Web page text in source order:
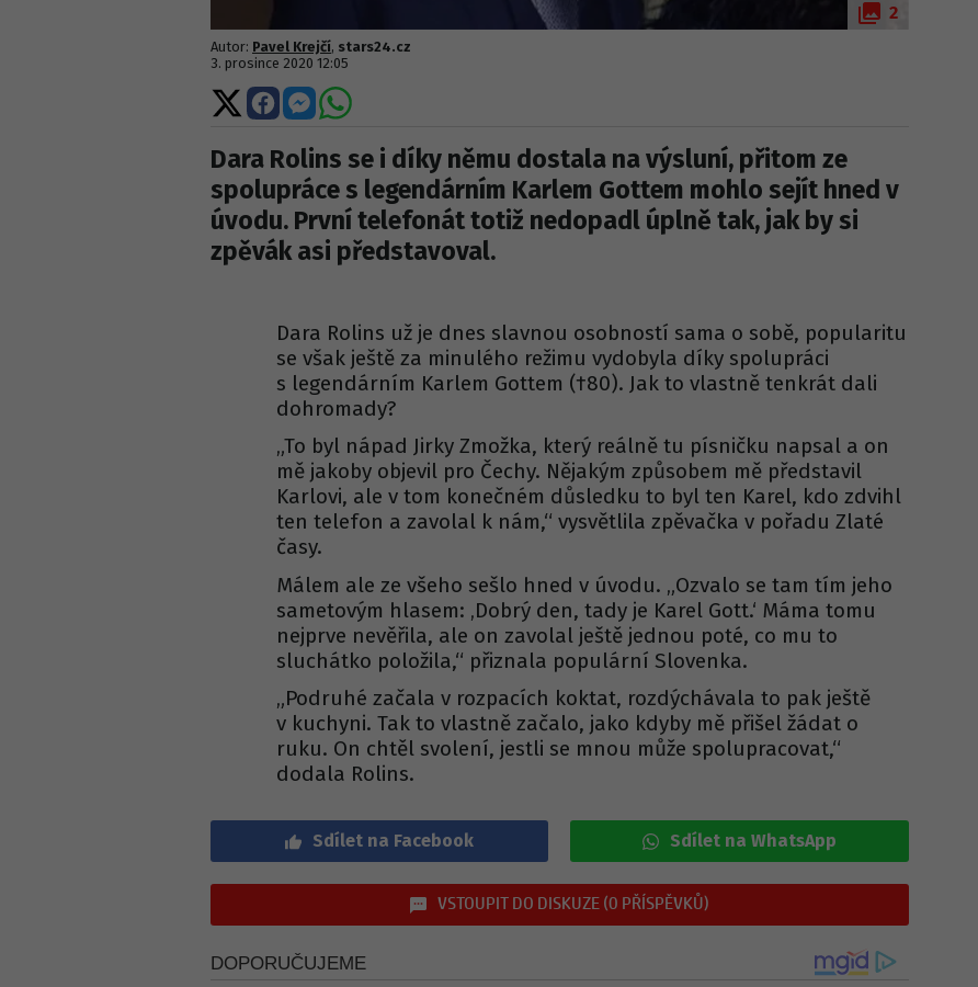
2
Autor: Pavel Krejčí, stars24.cz
3. prosince 2020 12:05
Sdílet
na
Sdílet
na
Sdílet
na
Sdílet
Dara Rolins se i díky němu dostala na výsluní, přitom ze
spolupráce s legendárním Karlem Gottem mohlo sejít hned v
úvodu. První telefonát totiž nedopadl úplně tak, jak by si
zpěvák asi představoval.
Dara Rolins už je dnes slavnou osobností sama o sobě, popularitu
se však ještě za minulého režimu vydobyla díky spolupráci
s legendárním Karlem Gottem (†80). Jak to vlastně tenkrát dali
dohromady?
„To byl nápad Jirky Zmožka, který reálně tu písničku napsal a on
mě jakoby objevil pro Čechy. Nějakým způsobem mě představil
Karlovi, ale v tom konečném důsledku to byl ten Karel, kdo zdvihl
ten telefon a zavolal k nám,“ vysvětlila zpěvačka v pořadu Zlaté
časy.
Málem ale ze všeho sešlo hned v úvodu. „Ozvalo se tam tím jeho
sametovým hlasem: ‚Dobrý den, tady je Karel Gott.‘ Máma tomu
nejprve nevěřila, ale on zavolal ještě jednou poté, co mu to
sluchátko položila,“ přiznala populární Slovenka.
„Podruhé začala v rozpacích koktat, rozdýchávala to pak ještě
v kuchyni. Tak to vlastně začalo, jako kdyby mě přišel žádat o
ruku. On chtěl svolení, jestli se mnou může spolupracovat,“
dodala Rolins.
Sdílet na Facebook Sdílet na WhatsApp
VSTOUPIT DO DISKUZE (0 PŘÍSPĚVKŮ)